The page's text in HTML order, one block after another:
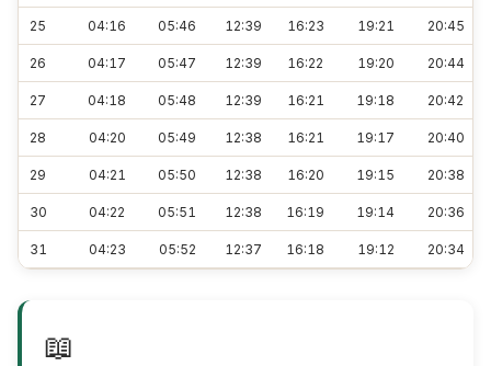
25 04:16 05:46 12:39 16:23 19:21 20:45
26 04:17 05:47 12:39 16:22 19:20 20:44
27 04:18 05:48 12:39 16:21 19:18 20:42
28 04:20 05:49 12:38 16:21 19:17 20:40
29 04:21 05:50 12:38 16:20 19:15 20:38
30 04:22 05:51 12:38 16:19 19:14 20:36
31 04:23 05:52 12:37 16:18 19:12 20:34
📖